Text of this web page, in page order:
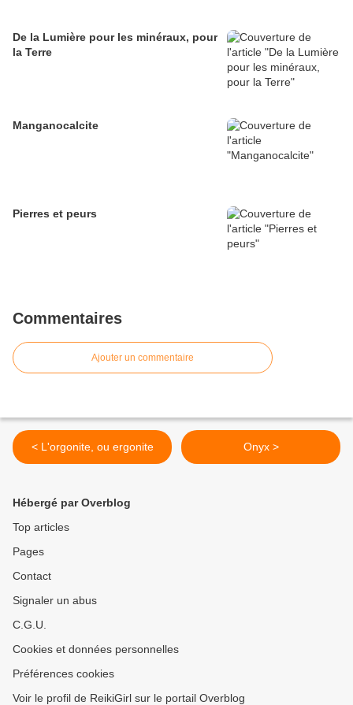
De la Lumière pour les minéraux, pour
la Terre
Manganocalcite
Pierres et peurs
Commentaires
Ajouter un commentaire
< L'orgonite, ou ergonite Onyx >
Hébergé par Overblog
Top articles
Pages
Contact
Signaler un abus
C.G.U.
Cookies et données personnelles
Préférences cookies
Voir le profil de ReikiGirl sur le portail Overblog